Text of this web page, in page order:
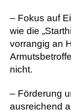
– Fokus auf
wie die
vorrangig an
nicht.
– Förderung
ausreichend